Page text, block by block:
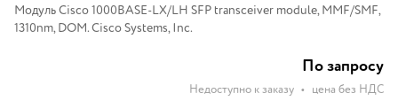
Модуль Cisco 1000BASE-LX/LH SFP transceiver module, MMF/SMF,
1310nm, DOM. Cisco Systems, Inc.
По запросу
Недоступно к заказу • цена без НДС